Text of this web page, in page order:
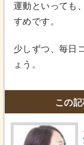
運動といっても
すめです。
少しずつ、毎日
ょう。
この